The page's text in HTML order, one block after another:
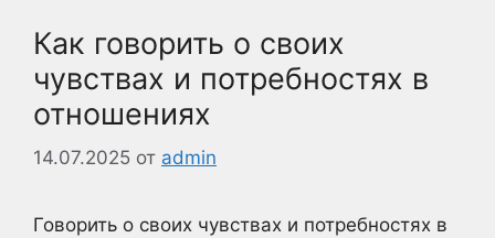
Как говорить о своих
чувствах и потребностях в
отношениях
14.07.2025 от admin
Говорить о своих чувствах и потребностях в